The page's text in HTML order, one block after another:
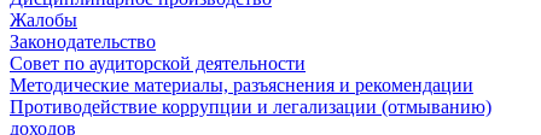
Жалобы
Законодательство
Совет по аудиторской деятельности
Методические материалы, разъяснения и рекомендации
Противодействие коррупции и легализации (отмыванию)
доходов